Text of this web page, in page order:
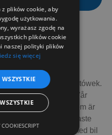
du oss?
öster om Kalisz, i Opatówek.
Storpolen. Vår
Street 71, som är
sin storlek. Vår närmaste
dem som kommer med bil
plików cookie, aby
użytkowania.
wyrażasz zgodę na
plików cookie
naszej polityki plików
się więcej